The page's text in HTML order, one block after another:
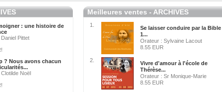
: une histoire de
Pittet
? Nous avons chacun
Noël
Meilleures ventes - ARCHIVES
1.
Se laisser conduire par la Bible
1...
Orateur : Sylvaine Lacout
8.55 EUR
2.
Vivre d'amour à l'école de
Thérèse...
Orateur : Sr Monique-Marie
8.55 EUR